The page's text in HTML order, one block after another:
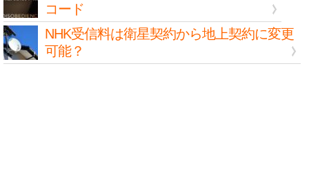
コード
NHK受信料は衛星契約から地上契約に変更
可能？